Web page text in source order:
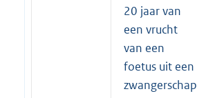
20 jaar van
een vrucht
van een
foetus uit een
zwangerschap